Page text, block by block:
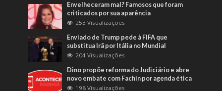
Envelheceram mal? Famosos que foram
criticados por sua aparência
253 Visualizações
Enviado de Trump pede à FIFA que
substitua Irã por Itália no Mundial
204 Visualizações
Dino propõe reforma do Judiciário e abre
novo embate com Fachin por agenda ética
198 Visualizações